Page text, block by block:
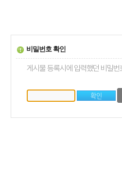
비밀번호 확인
게시물 등록시에 입력했던 비밀번